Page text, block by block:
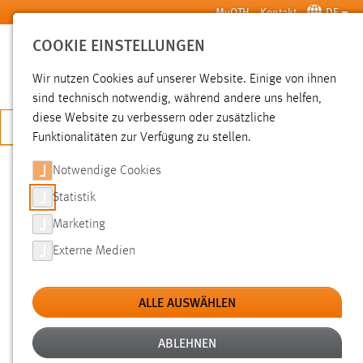
Zum Hauptinhalt springen MyOTH Kontakt DE
SUCHE
JETZT BEWERBEN
SUCHE
FILTER
Typ
Erstellungsdatum
COOKIE EINSTELLUNGEN
Wir nutzen Cookies auf unserer Website. Einige von ihnen
sind technisch notwendig, während andere uns helfen,
diese Website zu verbessern oder zusätzliche
Funktionalitäten zur Verfügung zu stellen.
Notwendige Cookies
Statistik
Marketing
Externe Medien
ALLE AUSWÄHLEN
ABLEHNEN